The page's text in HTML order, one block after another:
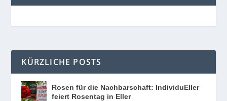
KÜRZLICHE POSTS
Rosen für die Nachbarschaft: IndividuEller
feiert Rosentag in Eller